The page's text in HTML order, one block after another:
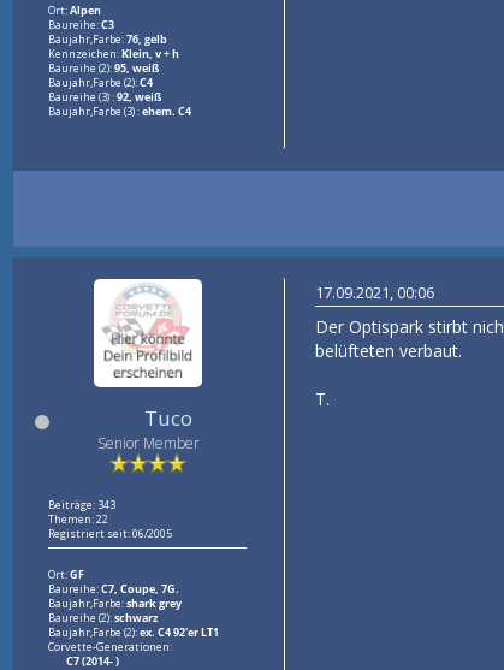
Ort:Alpen
Baureihe:C3
Baujahr,Farbe:76, gelb
Kennzeichen:Klein, v + h
Baureihe (2):95, weiß
Baujahr,Farbe (2):C4
Baureihe (3) :92, weiß
Baujahr,Farbe (3) :ehem. C4
Tuco
Senior Member
Beiträge: 343
Themen: 22
Registriert seit: 06/2005
Ort:GF
Baureihe:C7, Coupe, 7G.
Baujahr,Farbe:shark grey
Baureihe (2):schwarz
Baujahr,Farbe (2):ex. C4 92'er LT1
Corvette-Generationen:
C7 (2014- )
17.09.2021, 00:06
Der Optispark stirbt
belüfteten verbaut.
T.